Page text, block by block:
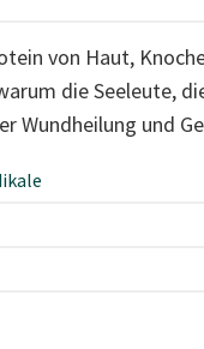
von Haut,
die Seeleute,
Wundheilung und